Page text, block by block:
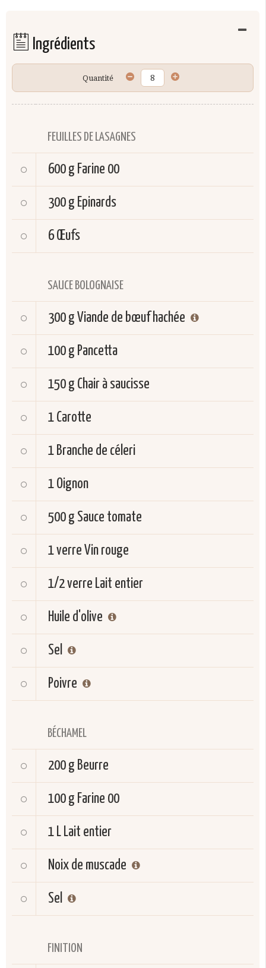
Ingrédients
Quantité
FEUILLES DE LASAGNES
600 g Farine 00
300 g Epinards
6 Œufs
SAUCE BOLOGNAISE
300 g Viande de bœuf hachée
100 g Pancetta
150 g Chair à saucisse
1 Carotte
1 Branche de céleri
1 Oignon
500 g Sauce tomate
1 verre Vin rouge
1/2 verre Lait entier
Huile d'olive
Sel
Poivre
BÉCHAMEL
200 g Beurre
100 g Farine 00
1 L Lait entier
Noix de muscade
Sel
FINITION